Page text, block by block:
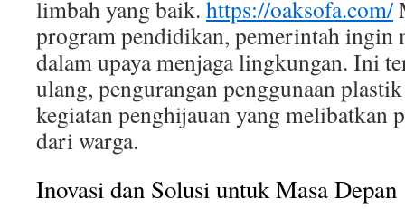
limbah yang baik. https://oaksofa.com/
program pendidikan, pemerintah ingin
dalam upaya menjaga lingkungan. Ini
ulang, pengurangan penggunaan
kegiatan penghijauan yang melibatkan
dari warga.
Inovasi dan Solusi untuk Masa Depan